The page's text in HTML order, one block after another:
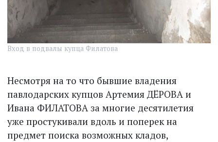
Вход в подвалы купца Филатова
Несмотря на то что бывшие владения
павлодарских купцов Артемия ДЁРОВА и
Ивана ФИЛАТОВА за многие десятилетия
уже простукивали вдоль и поперек на
предмет поиска возможных кладов,